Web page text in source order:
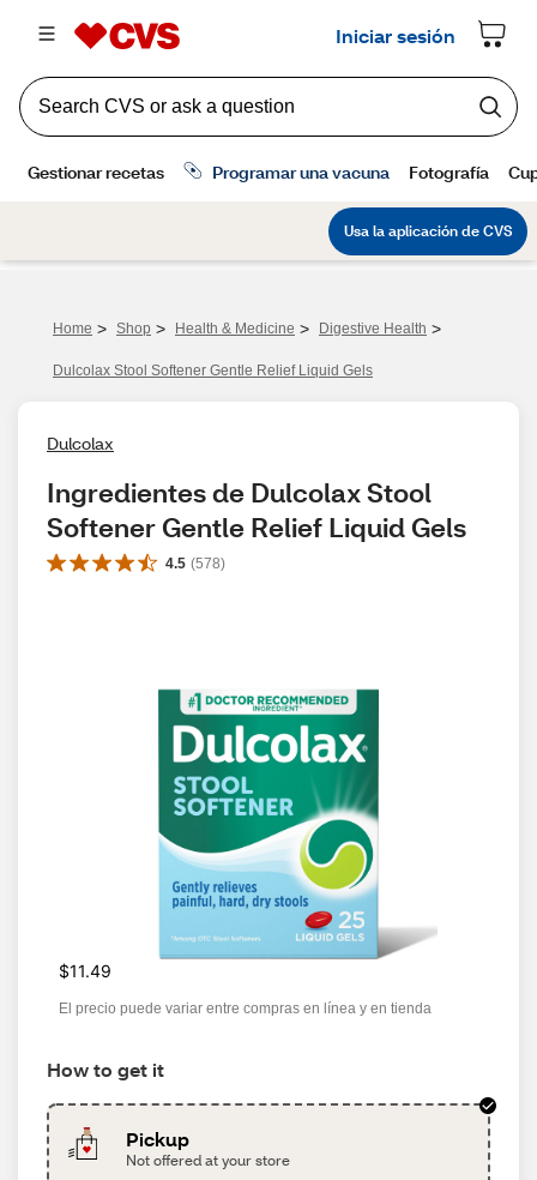
Home > Shop > Health & Medicine > Digestive Health >
Dulcolax Stool Softener Gentle Relief Liquid Gels
Dulcolax
Ingredientes de Dulcolax Stool
Softener Gentle Relief Liquid Gels
4.5 (578)
$11.49
El precio puede variar entre compras en línea y en tienda
How to get it
Pickup
Not offered at your store